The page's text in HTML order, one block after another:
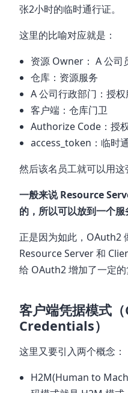
张2小时的临时通行证。
这里的比喻对应就是：
资源 Owner： A 公司
仓库：资源服务
A 公司行政部门：授权
客户端：仓库门卫
Authorize Code：授
access_token：临时
然后该名员工就可以用这
一般来说 Resource
的，所以可以放到一个服
正是因为如此，OAuth2
Resource Server 和
给 OAuth2 增加了一定的
客户端凭据模式
Credentials）
这里又要引入两个概念：
H2M(Human to